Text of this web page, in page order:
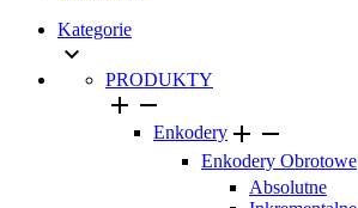
Kategorie

PRODUKTY
 
Enkodery  
Enkodery Obrotowe
Absolutne